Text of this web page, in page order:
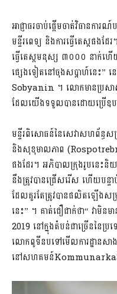
អាជ្ញាធរចាប់ផ្តើមចាត់វិធានកា
មន្ទីរពេទ្យ និងការធ្វើតេស្តផងដ
ធ្វើតេស្តមនុស្ស ៣០០០ នាក់ហ
ផ្សេងទៀតនៅចុងសប្តាហ៍នេះ”
Sobyanin ។ លោកមានប្រសា
ដែលយើងទទួលបានដោយប្រើឧប
មន្ទីរពិសោធន៍នៃសេវាសហព័ន្ធសម្រ
និងសុខុមាលភាព
ផងដែរ។ អភិបាលក្រុងរូបនេះនិយ
នឹងត្រូវបានជ្រើសរើស ហើយបន្ទ
ដែលគួរតែត្រូវបានផលិតឡើងស
នេះ” ។ គាត់ជឿជាក់ថា“ វាមិន
2019 នៅក្នុងតំបន់ជាច្រើននៃប្រ
លោកពូទីនបទៅមើលការដ្ឋានសា
នៅសហគមន៍Kommunarka